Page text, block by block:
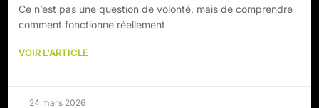
Ce n’est pas une question de volonté, mais de comprendre
comment fonctionne réellement
VOIR L'ARTICLE
24 mars 2026